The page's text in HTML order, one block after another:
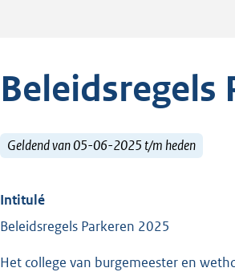
Beleidsregels
Geldend van 05-06-2025 t/m heden
Intitulé
Beleidsregels Parkeren 2025
Het college van burgemeester en